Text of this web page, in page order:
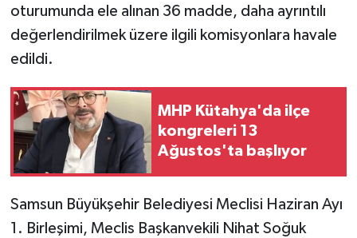
oturumunda ele alınan 36 madde, daha ayrıntılı
değerlendirilmek üzere ilgili komisyonlara havale
edildi.
MHP Kütahya'da ilçe
kongreleri 13
Ağustos'ta başlıyor
Samsun Büyükşehir Belediyesi Meclisi Haziran Ayı
1. Birleşimi, Meclis Başkanvekili Nihat Soğuk